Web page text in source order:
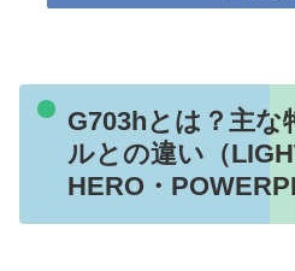
G703hとは？主な
ルとの違い（
HERO・